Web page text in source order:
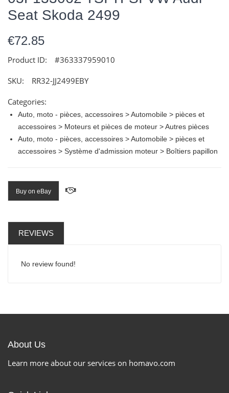
Seat Skoda 2499
€72.85
Product ID: #363337959010
SKU: RR32-JJ2499EBY
Categories:
Auto, moto - pièces, accessoires > Automobile > pièces et
accessoires > Moteurs et pièces de moteur > Autres pièces
Auto, moto - pièces, accessoires > Automobile > pièces et
accessoires > Système d'admission moteur > Boîtiers papillon
Buy on eBay
REVIEWS
No review found!
About Us
Learn more about our services on homavo.com